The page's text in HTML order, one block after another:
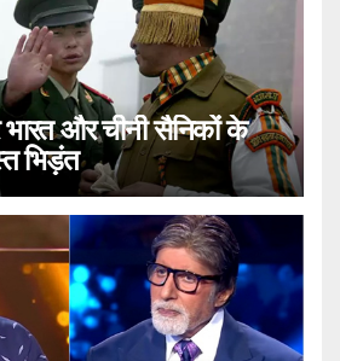
भारत और चीनी सैनिकों के
भिड़ंत